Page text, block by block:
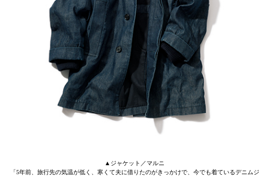
▲ジャケット／マルニ
「5年前、旅行先の気温が低く、寒くて夫に借りたのがきっかけで、今でも着ているデニムジ